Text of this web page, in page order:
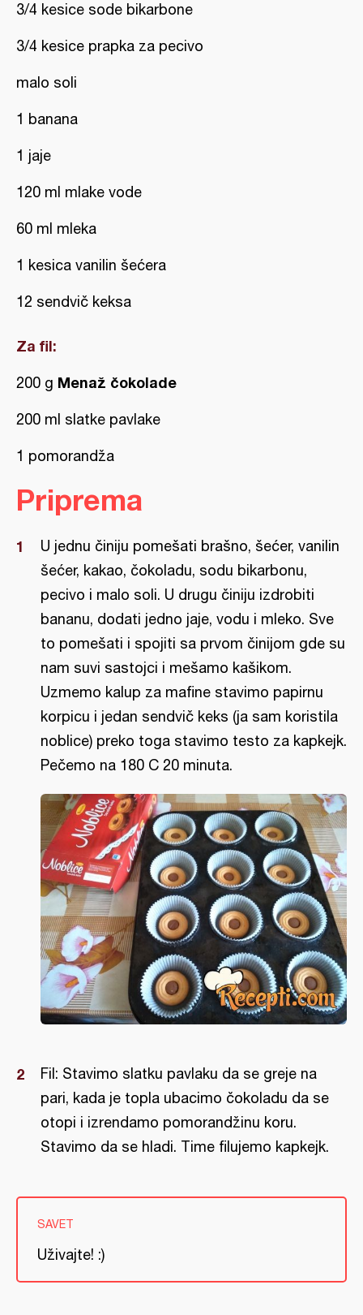
3/4 kesice sode bikarbone
3/4 kesice prapka za pecivo
malo soli
1 banana
1 jaje
120 ml mlake vode
60 ml mleka
1 kesica vanilin šećera
12 sendvič keksa
Za fil:
200 g Menaž čokolade
200 ml slatke pavlake
1 pomorandža
Priprema
U jednu činiju pomešati brašno, šećer, vanilin
šećer, kakao, čokoladu, sodu bikarbonu,
pecivo i malo soli. U drugu činiju izdrobiti
bananu, dodati jedno jaje, vodu i mleko. Sve
to pomešati i spojiti sa prvom činijom gde su
nam suvi sastojci i mešamo kašikom.
Uzmemo kalup za mafine stavimo papirnu
korpicu i jedan sendvič keks (ja sam koristila
noblice) preko toga stavimo testo za kapkejk.
Pečemo na 180 C 20 minuta.
Fil: Stavimo slatku pavlaku da se greje na
pari, kada je topla ubacimo čokoladu da se
otopi i izrendamo pomorandžinu koru.
Stavimo da se hladi. Time filujemo kapkejk.
SAVET
Uživajte! :)